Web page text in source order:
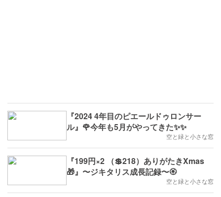
『2024 4年目のピエールドゥロンサー
ル』🌹今年も5月がやってきた✨✨
空と緑と小さな窓
『199円×2 （💲218）ありがたきXmas
🎁』〜ジキタリス成長記録〜🏵
空と緑と小さな窓